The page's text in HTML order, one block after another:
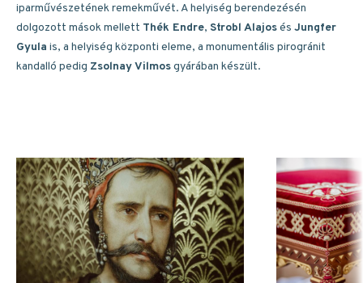
iparművészetének remekművét. A helyiség berendezésén
dolgozott mások mellett Thék Endre, Strobl Alajosés Jungfer
Gyula is, a helyiség központi eleme, a monumentális pirogránit
kandalló pedig Zsolnay Vilmosgyárában készült.